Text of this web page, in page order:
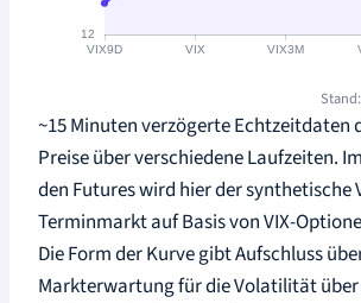
~15 Minuten verzögerte Echtzeitdaten
Preise über verschiedene Laufzeiten.
den Futures wird hier der synthetische
Terminmarkt auf Basis von VIX-
Die Form der Kurve gibt Aufschluss
Markterwartung für die Volatilität über